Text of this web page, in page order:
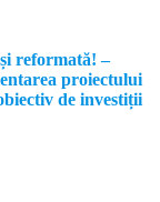
reformată! –
proiectului
de investiții